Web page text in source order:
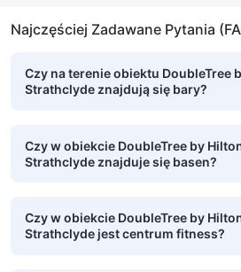
Najczęściej Zadawane Pytania
Czy na terenie obiektu DoubleTree
Strathclyde znajdują się bary?
Czy w obiekcie DoubleTree by
Strathclyde znajduje się basen?
Czy w obiekcie DoubleTree by
Strathclyde jest centrum fitness?